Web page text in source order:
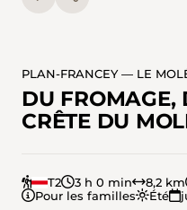
PLAN-FRANCEY — LE
DU FROMAGE,
CRÊTE DU
T2 3 h 0 min 8,2 km
Pour les familles
Été